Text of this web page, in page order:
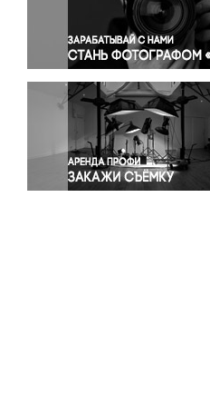
Правосудие
Происшествия и
Религия
Светская жизнь
Спорт
Экология
Экономика и бизнес